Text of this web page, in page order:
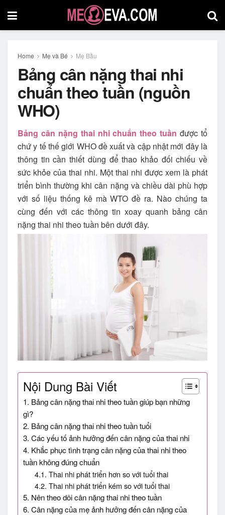
Home Mẹ và Bé Mẹ Bầu
Bảng cân nặng thai nhi
chuẩn theo tuần (nguồn
WHO)
Bảng cân nặng thai nhi chuẩn theo tuần được tổ
chứ y tế thế giới WHO đề xuất và cập nhật mới đây là
thông tin cần thiết dùng để thao khảo đối chiếu về
sức khỏe của thai nhi. Một thai nhi được xem là phát
triển bình thường khi cân nặng và chiều dài phù hợp
với số liệu thống kê mà WTO đề ra. Nào chúng ta
cùng đến với các thông tin xoay quanh bảng cân
nặng thai nhi theo tuần bên dưới đây.
Nội Dung Bài Viết
1. Bảng cân nặng thai nhi theo tuần giúp bạn những
gì?
2. Bảng cân nặng thai nhi theo tuần tuổi
3. Các yếu tố ảnh hưởng đến cân nặng của thai nhi
4. Khắc phục tình trạng cân nặng của thai nhi theo
tuần không đúng chuẩn
4.1. Thai nhi phát triển hơn so với tuổi thai
4.2. Thai nhi phát triển kém so với tuổi thai
5. Nên theo dõi cân nặng thai nhi theo tuần
6. Cân nặng của mẹ ảnh hưởng đến cân nặng của